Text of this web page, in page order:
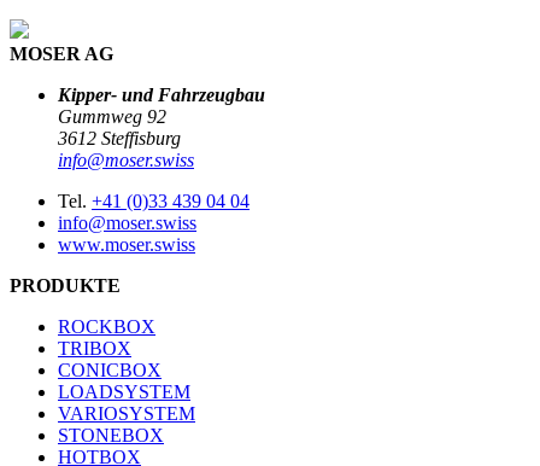
MOSER AG
Kipper- und Fahrzeugbau
Gummweg 92
3612 Steffisburg
info@moser.swiss
Tel. +41 (0)33 439 04 04
info@moser.swiss
www.moser.swiss
PRODUKTE
ROCKBOX
TRIBOX
CONICBOX
LOADSYSTEM
VARIOSYSTEM
STONEBOX
HOTBOX